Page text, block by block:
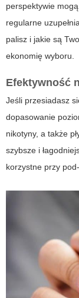
perspektywie
regularne
palisz i jakie są
ekonomię wyboru.
Efektywność
Jeśli przesiadasz
dopasowanie
nikotyny, a także
szybsze i
korzystne przy